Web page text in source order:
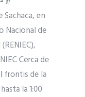
en
Nacional de
Cerca de
frontis de la
la 1:00